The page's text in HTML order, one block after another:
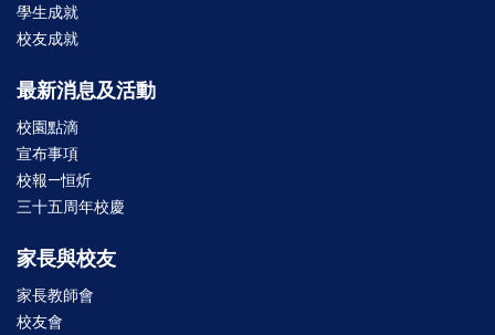
學生成就
校友成就
最新消息及活動
校園點滴
宣布事項
校報—恒炘
三十五周年校慶
家長與校友
家長教師會
校友會